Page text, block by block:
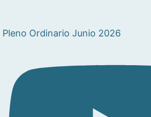
Pleno Ordinario Junio 2026